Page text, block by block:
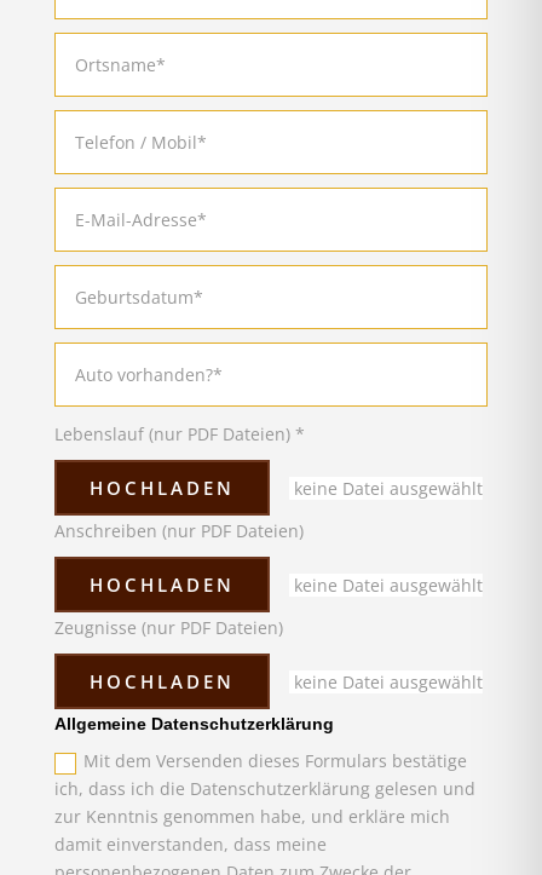
Lebenslauf (nur PDF Dateien) *
HOCHLADEN
keine Datei ausgewählt
Anschreiben (nur PDF Dateien)
HOCHLADEN
keine Datei ausgewählt
Zeugnisse (nur PDF Dateien)
HOCHLADEN keine Datei ausgewählt
Allgemeine Datenschutzerklärung
Mit dem Versenden dieses Formulars bestätige
ich, dass ich die Datenschutzerklärung gelesen und
zur Kenntnis genommen habe, und erkläre mich
damit einverstanden, dass meine